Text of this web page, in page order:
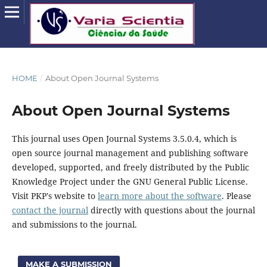
HOME / About Open Journal Systems
About Open Journal Systems
This journal uses Open Journal Systems 3.5.0.4, which is
open source journal management and publishing software
developed, supported, and freely distributed by the Public
Knowledge Project under the GNU General Public License.
Visit PKP's website to learn more about the software. Please
contact the journaldirectly with questions about the journal
and submissions to the journal.
MAKE A SUBMISSION